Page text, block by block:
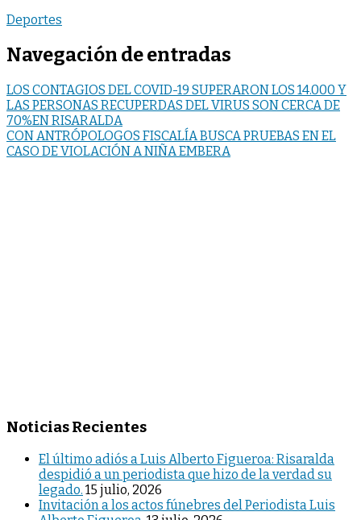
Deportes
Navegación de entradas
LOS CONTAGIOS DEL COVID-19 SUPERARON LOS 14.000 Y
LAS PERSONAS RECUPERDAS DEL VIRUS SON CERCA DE
70%EN RISARALDA
CON ANTRÓPOLOGOS FISCALÍA BUSCA PRUEBAS EN EL
CASO DE VIOLACIÓN A NIÑA EMBERA
Noticias Recientes
El último adiós a Luis Alberto Figueroa: Risaralda
despidió a un periodista que hizo de la verdad su
legado. 15 julio, 2026
Invitación a los actos fúnebres del Periodista Luis